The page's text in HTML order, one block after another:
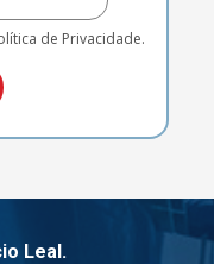
de Privacidade.
Leal.